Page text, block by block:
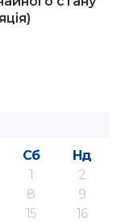
Сб
Нд
1
2
8
9
15
16